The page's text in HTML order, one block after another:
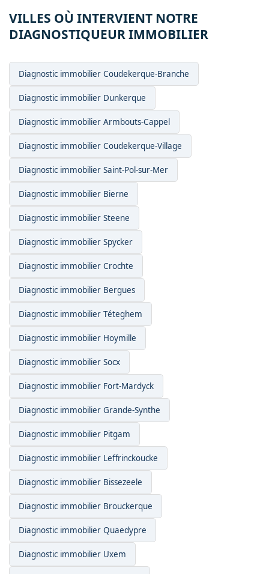
VILLES OÙ INTERVIENT NOTRE
DIAGNOSTIQUEUR IMMOBILIER
Diagnostic immobilier Coudekerque-Branche
Diagnostic immobilier Dunkerque
Diagnostic immobilier Armbouts-Cappel
Diagnostic immobilier Coudekerque-Village
Diagnostic immobilier Saint-Pol-sur-Mer
Diagnostic immobilier Bierne
Diagnostic immobilier Steene
Diagnostic immobilier Spycker
Diagnostic immobilier Crochte
Diagnostic immobilier Bergues
Diagnostic immobilier Téteghem
Diagnostic immobilier Hoymille
Diagnostic immobilier Socx
Diagnostic immobilier Fort-Mardyck
Diagnostic immobilier Grande-Synthe
Diagnostic immobilier Pitgam
Diagnostic immobilier Leffrinckoucke
Diagnostic immobilier Bissezeele
Diagnostic immobilier Brouckerque
Diagnostic immobilier Quaedypre
Diagnostic immobilier Uxem